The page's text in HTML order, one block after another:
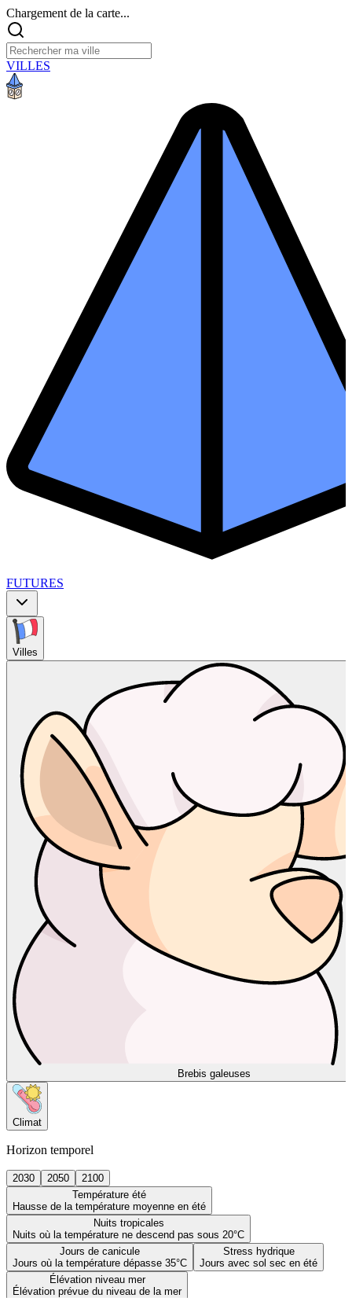
Chargement de la carte...
VILLES
FUTURES
Villes
Brebis galeuses
Climat
Horizon temporel
2030 2050
2100
Température été
Hausse de la température moyenne en été
Nuits tropicales
Nuits où la température ne descend pas sous 20°C
Jours de canicule
Jours où la température dépasse 35°C
Stress hydrique
Jours avec sol sec en été
Élévation niveau mer
Élévation prévue du niveau de la mer